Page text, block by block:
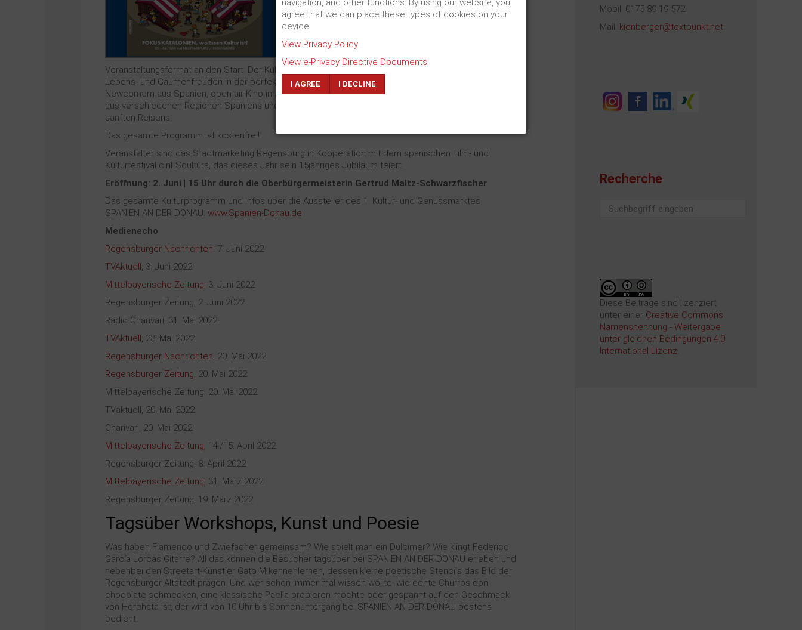
Regensburg
Pfingstwochenende vom 2. bis 6. Juni 2022 am
Neupfarrplatz in Regensburg ein neues
Veranstaltungsformat an den Start: Der Kultur- und Genussmarkt schenkt allen Besuchern spanische
Lebens- und Gaumenfreuden in der perfekten Symbiose von Markttreiben, Livemusik von angesagten
Newcomern aus Spanien, open-air-Kino im Sonnenuntergang, Workshops, kulinarische Spezialitäten
aus verschiedenen Regionen Spaniens und und kulturtouristische Tipps für Freunde des nachhaltigen,
sanften Reisens.
Das gesamte Programm ist kostenfrei!
Veranstalter sind das Stadtmarketing Regensburg in Kooperation mit dem spanischen Film- und
Kulturfestival cinEScultura, das dieses Jahr sein 15jähriges Jubiläum feiert.
Eröffnung: 2. Juni | 15 Uhr durch die Oberbürgermeisterin Gertrud Maltz-Schwarzfischer
Das gesamte Kulturprogramm und Infos über die Aussteller des 1. Kultur- und Genussmarktes
SPANIEN AN DER DONAU: www.Spanien-Donau.de
Medienecho
Regensburger Nachrichten, 7. Juni 2022
TVAktuell, 3. Juni 2022
Mittelbayerische Zeitung, 3. Juni 2022
Regensburger Zeitung, 2. Juni 2022
Radio Charivari, 31. Mai 2022
TVAktuell, 23. Mai 2022
Regensburger Nachrichten, 20. Mai 2022
Regensburger Zeitung, 20. Mai 2022
Mittelbayerische Zeitung, 20. Mai 2022
TVaktuell, 20. Mai 2022
Charivari, 20. Mai 2022
Mittelbayerische Zeitung, 14./15. April 2022
Regensburger Zeitung, 8. April 2022
Mittelbayerische Zeitung, 31. März 2022
Regensburger Zeitung, 19. März 2022
Tagsüber Workshops, Kunst und Poesie
Was haben Flamenco und Zwiefacher gemeinsam? Wie spielt man ein Dulcimer? Wie klingt Federico
García Lorcas Gitarre? All das können die Besucher tagsüber bei SPANIEN AN DER DONAU erleben und
nebenbei den Streetart-Künstler Gato M kennenlernen, dessen kleine poetische Stencils das Bild der
Regensburger Altstadt prägen. Und wer schon immer mal wissen wollte, wie echte Churros con
chocolate schmecken, eine klassische Paella probieren möchte oder gespannt auf den Geschmack
von Horchata ist, der wird von 10 Uhr bis Sonnenuntergang bei SPANIEN AN DER DONAU bestens
bedient.
Mobil: 0175 89 19 572
Mail: kienberger@textpunkt.net
Recherche
Suchen
Diese Beiträge sind lizenziert
unter einer Creative Commons
Namensnennung - Weitergabe
unter gleichen Bedingungen 4.0
International Lizenz
navigation, and other functions. By using our website, you
agree that we can place these types of cookies on your
device.
View Privacy Policy
View e-Privacy Directive Documents
I AGREE I DECLINE